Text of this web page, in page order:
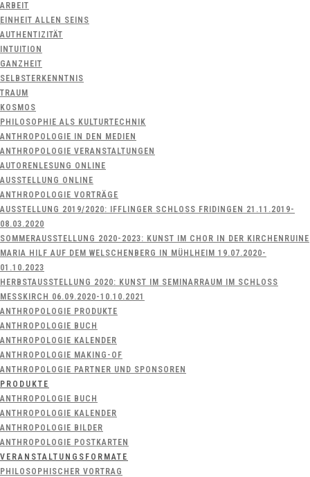
ARBEIT
EINHEIT ALLEN SEINS
AUTHENTIZITÄT
INTUITION
GANZHEIT
SELBSTERKENNTNIS
TRAUM
KOSMOS
PHILOSOPHIE ALS KULTURTECHNIK
ANTHROPOLOGIE IN DEN MEDIEN
ANTHROPOLOGIE VERANSTALTUNGEN
AUTORENLESUNG ONLINE
AUSSTELLUNG ONLINE
ANTHROPOLOGIE VORTRÄGE
AUSSTELLUNG 2019/2020: IFFLINGER SCHLOSS FRIDINGEN 21.11.2019-
08.03.2020
SOMMERAUSSTELLUNG 2020-2023: KUNST IM CHOR IN DER KIRCHENRUINE
MARIA HILF AUF DEM WELSCHENBERG IN MÜHLHEIM 19.07.2020-
01.10.2023
HERBSTAUSSTELLUNG 2020: KUNST IM SEMINARRAUM IM SCHLOSS
MESSKIRCH 06.09.2020-10.10.2021
ANTHROPOLOGIE PRODUKTE
ANTHROPOLOGIE BUCH
ANTHROPOLOGIE KALENDER
ANTHROPOLOGIE MAKING-OF
ANTHROPOLOGIE PARTNER UND SPONSOREN
PRODUKTE
ANTHROPOLOGIE BUCH
ANTHROPOLOGIE KALENDER
ANTHROPOLOGIE BILDER
ANTHROPOLOGIE POSTKARTEN
VERANSTALTUNGSFORMATE
PHILOSOPHISCHER VORTRAG